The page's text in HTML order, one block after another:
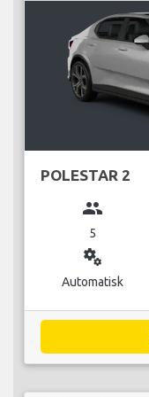
POLESTAR 2
group
5
miscellaneous_services
Automatisk